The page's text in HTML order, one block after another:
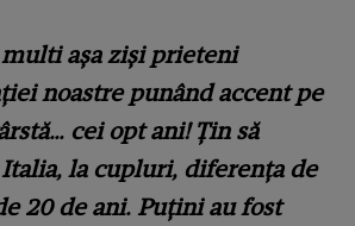
așa ziși prieteni
noastre punând accent pe
cei opt ani! Țin să
la cupluri, diferența de
20 de ani. Puțini au fost